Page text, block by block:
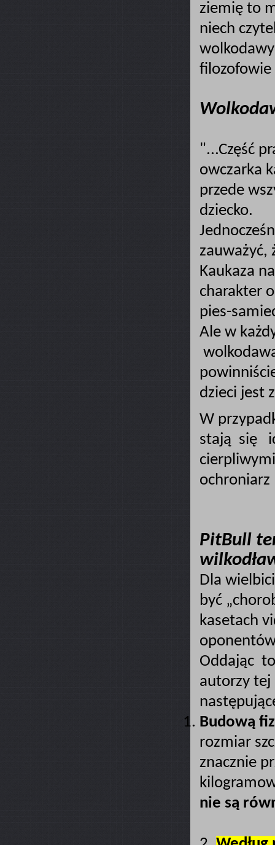
ziemię to
niech
filozofowie
"...Część
owczarka
przede
dziecko.
zauważyć,
Kaukaza
charakter
pies-
Ale w
dzieci jest
W
stają się
PitBull
Dla
być
kasetach
Oddając
autorzy tej
Budową
rozmiar
znacznie
nie są